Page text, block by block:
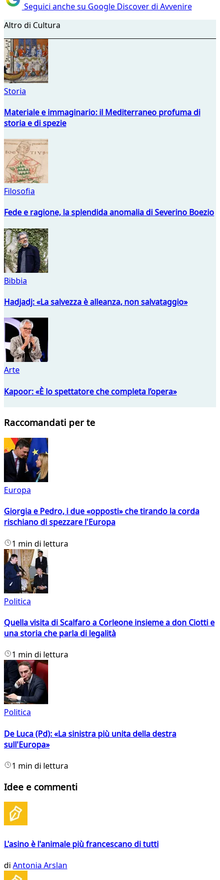
Seguici anche su Google Discover di Avvenire
Altro di Cultura
Storia
Materiale e immaginario: il Mediterraneo profuma di
storia e di spezie
Filosofia
Fede e ragione, la splendida anomalia di Severino Boezio
Bibbia
Hadjadj: «La salvezza è alleanza, non salvataggio»
Arte
Kapoor: «È lo spettatore che completa l’opera»
Raccomandati per te
Europa
Giorgia e Pedro, i due «opposti» che tirando la corda
rischiano di spezzare l'Europa
1 min di lettura
Politica
Quella visita di Scalfaro a Corleone insieme a don Ciotti e
una storia che parla di legalità
1 min di lettura
Politica
De Luca (Pd): «La sinistra più unita della destra
sull'Europa»
1 min di lettura
Idee e commenti
L'asino è l'animale più francescano di tutti
di Antonia Arslan